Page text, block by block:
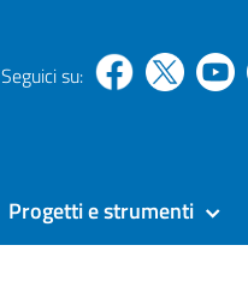
Seguici su:
Progetti e strumenti